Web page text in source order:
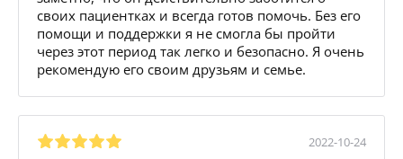
своих пациентках и всегда готов помочь. Без его
помощи и поддержки я не смогла бы пройти
через этот период так легко и безопасно. Я очень
рекомендую его своим друзьям и семье.
2022-10-24